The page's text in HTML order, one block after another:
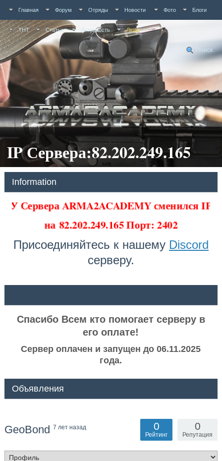
Главная Форум Отряды Новости Фото Блоги
ТНТ Статьи Активность Люди
Поиск
IP Сервера:82.202.249.165
Information
У Сервера ARMA2ACADEMY сменился IP
на82.202.249.165 Порт: 2402
Присоединяйтесь к нашему Discord
серверу.
Спасибо Всем кто помогает серверу в
его оплате!
Сервер оплачен и запущен до 06.11.2025
года.
Объявления
GeoBond 7 лет назад 0
Репутация
0
Рейтинг